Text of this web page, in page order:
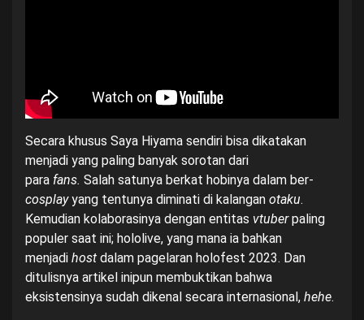
Secara khusus Saya Hiyama sendiri bisa dikatakan
menjadi yang paling banyak sorotan dari
para fans. Salah satunya berkat hobinya dalam ber-
cosplayyang tentunya diminati di kalangan otaku.
Kemudian kolaborasinya dengan entitas vtuberpaling
populer saat ini; hololive, yang mana ia bahkan
menjadi host dalam pagelaran holofest 2023. Dan
ditulisnya artikel inipun membuktikan bahwa
eksistensinya sudah dikenal secara internasional, hehe.